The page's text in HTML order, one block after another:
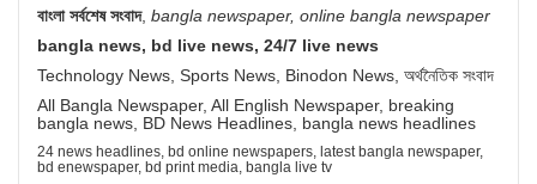
বাংলা সর্বশেষ সংবাদ, bangla newspaper, online bangla newspaper
bangla news, bd live news, 24/7 live news
Technology News, Sports News, Binodon News, অর্থনৈতিক সংবাদ
All Bangla Newspaper, All English Newspaper, breaking
bangla news, BD News Headlines, bangla news headlines
24 news headlines, bd online newspapers, latest bangla newspaper,
bd enewspaper, bd print media, bangla live tv